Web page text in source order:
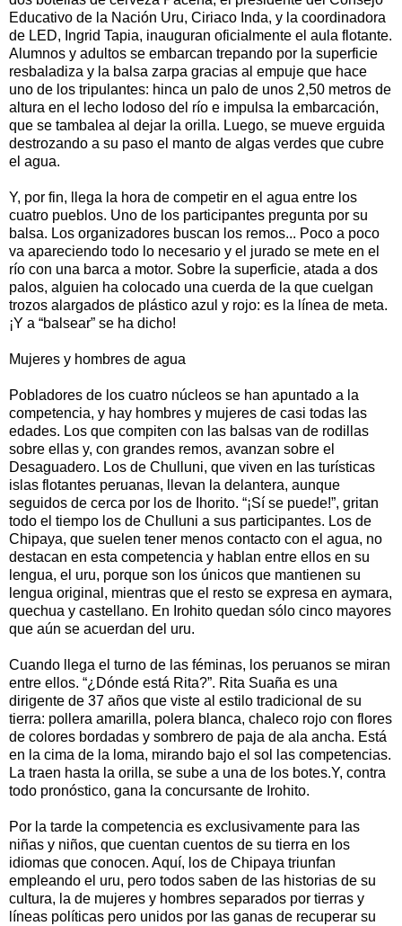
Educativo de la Nación Uru, Ciriaco Inda, y la coordinadora
de LED, Ingrid Tapia, inauguran oficialmente el aula flotante.
Alumnos y adultos se embarcan trepando por la superficie
resbaladiza y la balsa zarpa gracias al empuje que hace
uno de los tripulantes: hinca un palo de unos 2,50 metros de
altura en el lecho lodoso del río e impulsa la embarcación,
que se tambalea al dejar la orilla. Luego, se mueve erguida
destrozando a su paso el manto de algas verdes que cubre
el agua.
Y, por fin, llega la hora de competir en el agua entre los
cuatro pueblos. Uno de los participantes pregunta por su
balsa. Los organizadores buscan los remos... Poco a poco
va apareciendo todo lo necesario y el jurado se mete en el
río con una barca a motor. Sobre la superficie, atada a dos
palos, alguien ha colocado una cuerda de la que cuelgan
trozos alargados de plástico azul y rojo: es la línea de meta.
¡Y a “balsear” se ha dicho!
Mujeres y hombres de agua
Pobladores de los cuatro núcleos se han apuntado a la
competencia, y hay hombres y mujeres de casi todas las
edades. Los que compiten con las balsas van de rodillas
sobre ellas y, con grandes remos, avanzan sobre el
Desaguadero. Los de Chulluni, que viven en las turísticas
islas flotantes peruanas, llevan la delantera, aunque
seguidos de cerca por los de Ihorito. “¡Sí se puede!”, gritan
todo el tiempo los de Chulluni a sus participantes. Los de
Chipaya, que suelen tener menos contacto con el agua, no
destacan en esta competencia y hablan entre ellos en su
lengua, el uru, porque son los únicos que mantienen su
lengua original, mientras que el resto se expresa en aymara,
quechua y castellano. En Irohito quedan sólo cinco mayores
que aún se acuerdan del uru.
Cuando llega el turno de las féminas, los peruanos se miran
entre ellos. “¿Dónde está Rita?”. Rita Suaña es una
dirigente de 37 años que viste al estilo tradicional de su
tierra: pollera amarilla, polera blanca, chaleco rojo con flores
de colores bordadas y sombrero de paja de ala ancha. Está
en la cima de la loma, mirando bajo el sol las competencias.
La traen hasta la orilla, se sube a una de los botes.Y, contra
todo pronóstico, gana la concursante de Irohito.
Por la tarde la competencia es exclusivamente para las
niñas y niños, que cuentan cuentos de su tierra en los
idiomas que conocen. Aquí, los de Chipaya triunfan
empleando el uru, pero todos saben de las historias de su
cultura, la de mujeres y hombres separados por tierras y
líneas políticas pero unidos por las ganas de recuperar su